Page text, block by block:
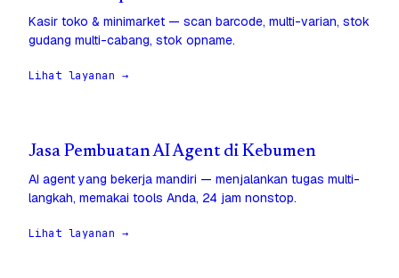
Kasir toko & minimarket — scan barcode, multi-varian, stok
gudang multi-cabang, stok opname.
Lihat layanan →
Jasa Pembuatan AI Agent di Kebumen
AI agent yang bekerja mandiri — menjalankan tugas multi-
langkah, memakai tools Anda, 24 jam nonstop.
Lihat layanan →